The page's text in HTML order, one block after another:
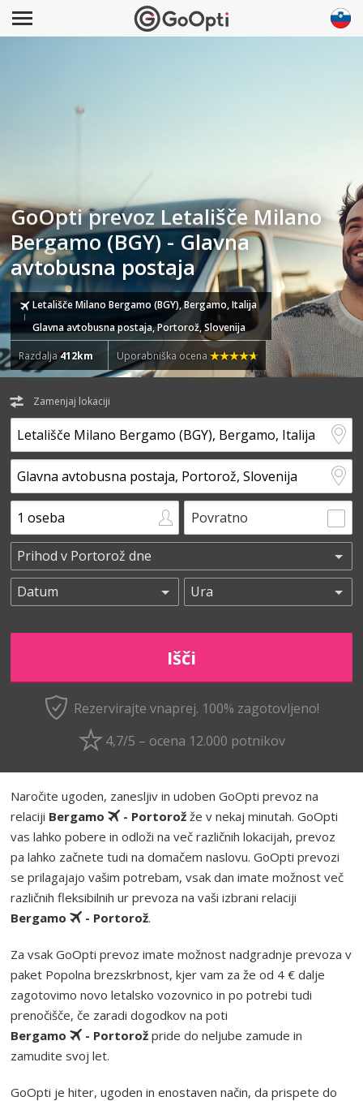
GoOpti prevoz Letališče Milano
Bergamo (BGY) - Glavna
avtobusna postaja
Letališče Milano Bergamo (BGY), Bergamo, Italija
Glavna avtobusna postaja, Portorož, Slovenija
Razdalja412km Uporabniška ocena
Zamenjaj lokaciji
Povratno
Rezervirajte vnaprej. 100% zagotovljeno!
4,7/5 – ocena 12.000 potnikov
Naročite ugoden, zanesljiv in udoben GoOpti prevoz na
relaciji Bergamo - Portorož že v nekaj minutah. GoOpti
vas lahko pobere in odloži na več različnih lokacijah, prevoz
pa lahko začnete tudi na domačem naslovu. GoOpti prevozi
se prilagajajo vašim potrebam, vsak dan imate možnost več
različnih fleksibilnih ur prevoza na vaši izbrani relaciji
Bergamo
- Portorož.
Za vsak GoOpti prevoz imate možnost nadgradnje prevoza v
paket Popolna brezskrbnost, kjer vam za že od 4 € dalje
zagotovimo novo letalsko vozovnico in po potrebi tudi
prenočišče, če zaradi dogodkov na poti
Bergamo
- Portorož pride do neljube zamude in
zamudite svoj let.
GoOpti je hiter, ugoden in enostaven način, da prispete do